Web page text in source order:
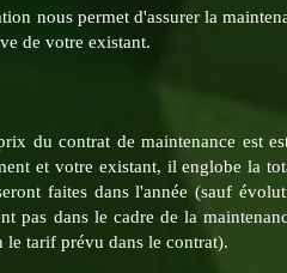
nous permet d'assurer la
de votre existant.
du contrat de maintenance est
et votre existant, il englobe la
faites dans l'année (sauf
pas dans le cadre de la
le tarif prévu dans le contrat).